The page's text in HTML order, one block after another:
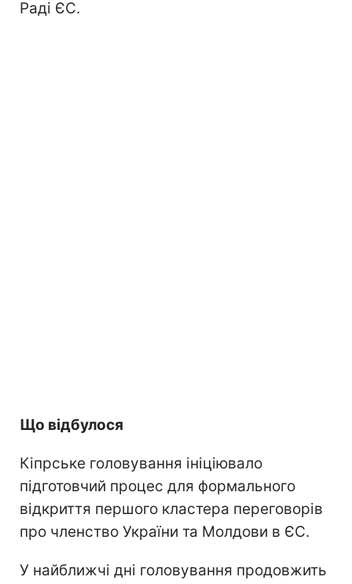
Раді ЄС.
Що відбулося
Кіпрське головування ініціювало
підготовчий процес для формального
відкриття першого кластера переговорів
про членство України та Молдови в ЄС.
У найближчі дні головування продовжить